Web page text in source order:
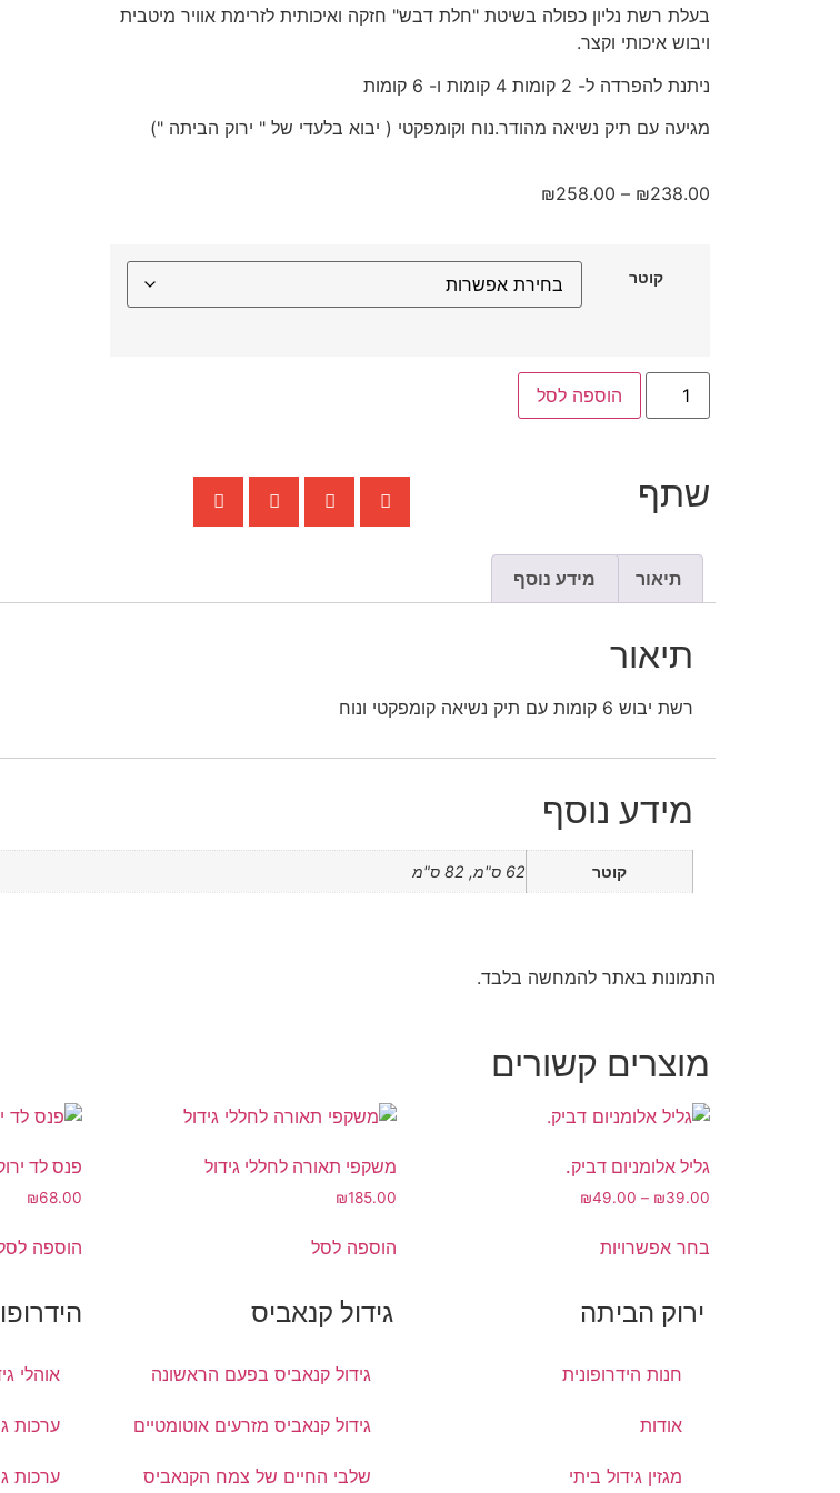
בעלת רשת נליון כפולה בשיטת "חלת דבש" חזקה ואיכותית לזרימת אוויר מיטבית
ויבוש איכותי וקצר.
ניתנת להפרדה ל- 2 קומות 4 קומות ו- 6 קומות
מגיעה עם תיק נשיאה מהודר.נוח וקומפקטי ( יבוא בלעדי של " ירוק הביתה ")
₪238.00
–
₪258.00
קוטר
הוספה לסל
שתף
תיאור מידע נוסף
תיאור
רשת יבוש 6 קומות עם תיק נשיאה קומפקטי ונוח
מידע נוסף
קוטר 62 ס"מ, 82 ס"מ
התמונות באתר להמחשה בלבד.
מוצרים קשורים
גליל אלומניום דביק.
₪39.00
–
₪49.00
בחר אפשרויות
משקפי תאורה לחללי גידול
₪185.00
הוספה לסל
פנס לד
₪68.00
הוספה
ירוק הביתה
חנות הידרופונית
אודות
מגזין גידול ביתי
גידול קנאביס
גידול קנאביס בפעם הראשונה
גידול קנאביס מזרעים אוטומטיים
שלבי החיים של צמח הקנאביס
אוהלי
ערכות
ערכות